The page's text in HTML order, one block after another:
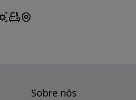
Sobre nós